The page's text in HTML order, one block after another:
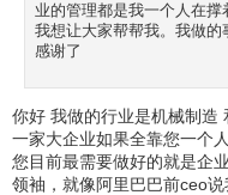
业的管理都是我一个人在
我想让大家帮帮我。我做
感谢了
你好 我做的行业是机械制造
一家大企业如果全靠您一个
您目前最需要做好的就是企
领袖，就像阿里巴巴前ceo